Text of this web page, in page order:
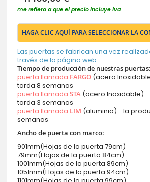
me refiero a que el precio incluye iva
HAGA CLIC AQUÍ PARA SELECCIONAR LA
Las puertas se fabrican una vez
través de la página web.
Tiempo de producción de nuestras puertas:
puerta llamada FARGO (acero
tarda 8 semanas
puerta llamada STA (acero Inoxidable)
tarda 3 semanas
puerta llamada LIM (aluminio) - la
semanas
Ancho de puerta con marco:
901mm(Hojas de la puerta 79cm)
79mm(Hojas de la puerta 84cm)
1001mm(Hojas de la puerta 89cm)
1051mm(Hojas de la puerta 94cm)